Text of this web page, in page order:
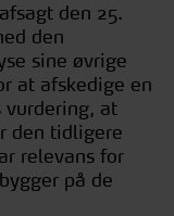
den 25.
den
sine øvrige
at afskedige en
vurdering, at
den tidligere
relevans for
på de